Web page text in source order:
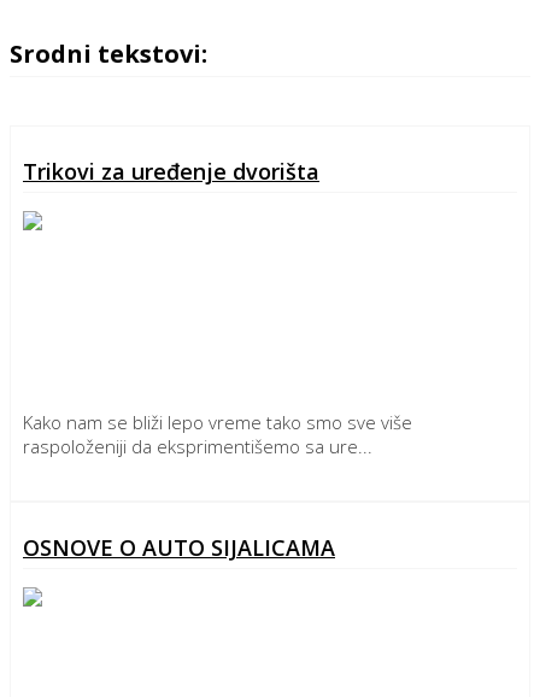
Srodni tekstovi:
Trikovi za uređenje dvorišta
Kako nam se bliži lepo vreme tako smo sve više
raspoloženiji da eksprimentišemo sa ure...
OSNOVE O AUTO SIJALICAMA